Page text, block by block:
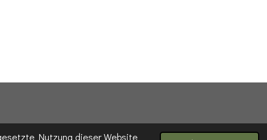
Nutzung dieser Website